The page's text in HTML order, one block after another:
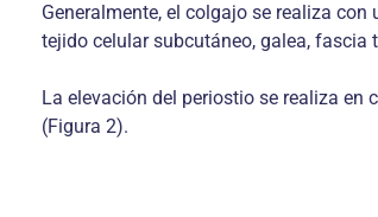
Generalmente, el colgajo se realiza
tejido celular subcutáneo, galea,
La elevación del periostio se realiza
(Figura 2).